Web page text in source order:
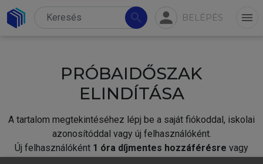
search person BELÉPÉS menu
PRÓBAIDŐSZAK
ELINDÍTÁSA
A tartalom megtekintéséhez lépj be a saját fiókoddal, iskolai
azonosítóddal vagy új felhasználóként.
Új felhasználóként 1 óra díjmentes hozzáférésre vagy